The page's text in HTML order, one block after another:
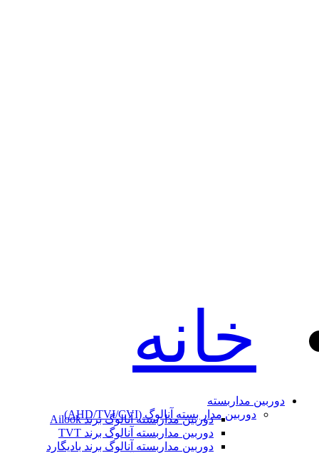
خانه
دوربین مداربسته
دوربین مدار بسته آنالوگ (AHD/TVI/CVI)
دوربین مداربسته آنالوگ برند Ailook
دوربین مداربسته آنالوگ برند TVT
دوربین مداربسته آنالوگ برند بادیگارد